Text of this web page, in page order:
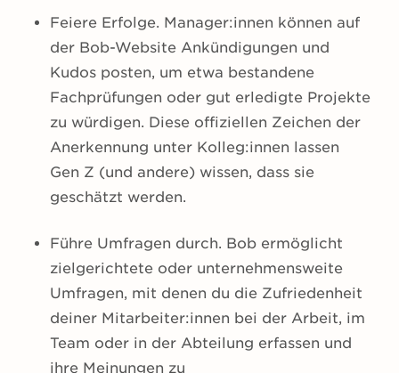
Feiere Erfolge. Manager:innen können auf
der Bob-Website Ankündigungen und
Kudos posten, um etwa bestandene
Fachprüfungen oder gut erledigte Projekte
zu würdigen. Diese offiziellen Zeichen der
Anerkennung unter Kolleg:innen lassen
Gen Z (und andere) wissen, dass sie
geschätzt werden.
Führe Umfragen durch. Bob ermöglicht
zielgerichtete oder unternehmensweite
Umfragen, mit denen du die Zufriedenheit
deiner Mitarbeiter:innen bei der Arbeit, im
Team oder in der Abteilung erfassen und
ihre Meinungen zu